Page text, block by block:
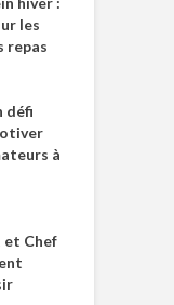
les
repas
défi
à
et Chef